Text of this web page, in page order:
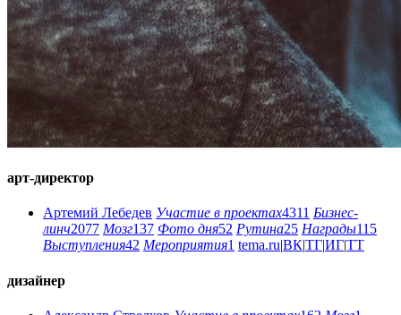
арт-директор
Артемий Лебедев Участие в проектах4311 Бизнес-
линч2077 Мозг137 Фото дня52 Рутина25 Награды115
Выступления42 Мероприятия1 tema.ru|ВК|ТГ|ИГ|ТТ
дизайнер